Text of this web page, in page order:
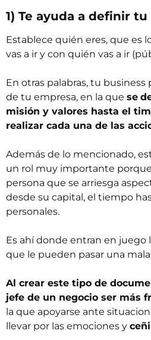
1) Te ayuda a definir
Establece quién eres, que es
vas a ir y con quién vas a ir
En otras palabras, tu business
de tu empresa, en la que se
misión y valores hasta el
realizar cada una de las
Además de lo mencionado,
un rol muy importante
persona que se arriesga
desde su capital, el tiempo
personales.
Es ahí donde entran en juego
que le pueden pasar una
Al crear este tipo de
jefe de un negocio ser más
la que apoyarse ante
llevar por las emociones y